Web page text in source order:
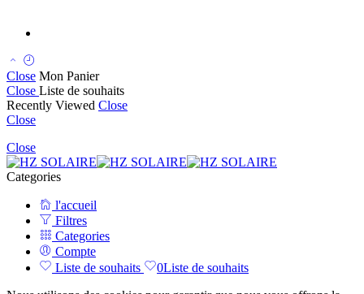
Close Mon Panier
Close Liste de souhaits
Recently Viewed Close
Close
Close
Categories
l'accueil
Filtres
Categories
Compte
Liste de souhaits
0Liste de souhaits